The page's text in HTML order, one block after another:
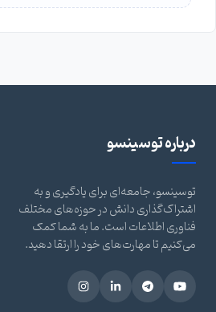
درباره توسینسو
توسینسو، جامعه‌ای برای یادگیری و به
اشتراک‌گذاری دانش در حوزه‌های مختلف
فناوری اطلاعات است. ما به شما کمک
می‌کنیم تا مهارت‌های خود را ارتقا دهید.